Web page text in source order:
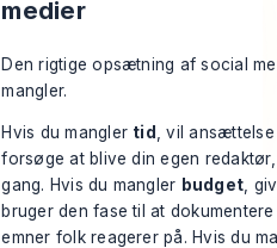
medier
Den rigtige opsætning af social
mangler.
Hvis du mangler tid
, vil
forsøge at blive din egen
gang. Hvis du mangler budget ,
bruger den fase til at
emner folk reagerer på. Hvis du